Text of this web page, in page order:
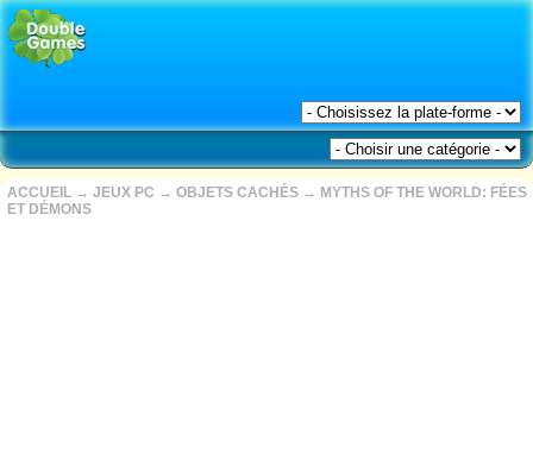
ACCUEIL → JEUX PC → OBJETS CACHÉS → MYTHS OF THE WORLD: FÉES
ET DÉMONS